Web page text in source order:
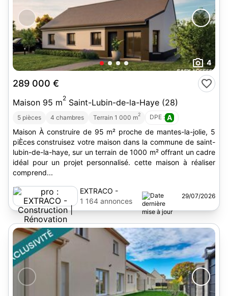
4
289 000 €
Maison 95 m2 Saint-Lubin-de-la-Haye (28)
5 pièces 4 chambres Terrain 1 000 m2 DPE : A
Maison À construire de 95 m² proche de mantes-la-jolie, 5
piÈces construisez votre maison dans la commune de saint-
lubin-de-la-haye, sur un terrain de 1000 m² offrant un cadre
idéal pour un projet personnalisé. cette maison à réaliser
comprend...
EXTRACO -
Construction |
Rénovation
1 164 annonces
29/07/2026